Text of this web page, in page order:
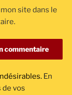
site dans le
En
de vos